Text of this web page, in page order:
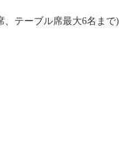
、テーブル席最大6名まで)